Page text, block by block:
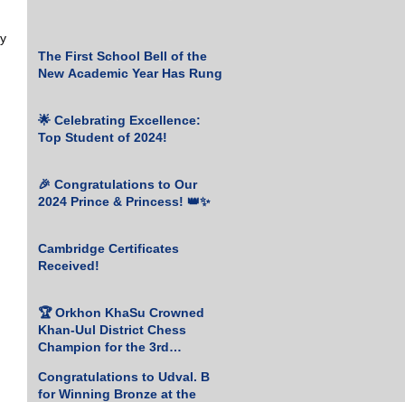
The First School Bell of the
New Academic Year Has Rung
🌟 Celebrating Excellence:
Top Student of 2024!
🎉 Congratulations to Our
2024 Prince & Princess! 👑✨
Cambridge Certificates
Received!
🏆 Orkhon KhaSu Crowned
Khan-Uul District Chess
Champion for the 3rd
Congratulations to Udval. B
for Winning Bronze at the